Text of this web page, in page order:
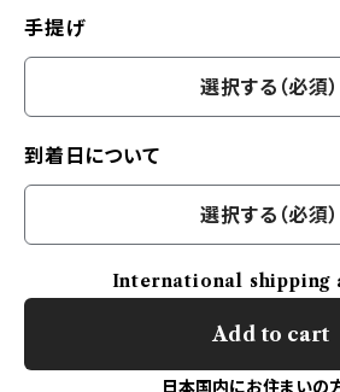
手提げ
選択する（必須）
到着日について
選択する（必須）
International shipping
Add to cart
日本国内にお住まいの